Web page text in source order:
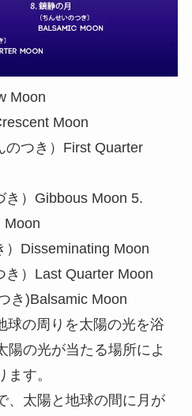
Moon
Moon
のつき）First Quarter
き）Gibbous Moon 5.
Moon
）Disseminating Moon
き）Last Quarter Moon
き)Balsamic Moon
球の周りを太陽の光を浴
陽の光が当たる場所によ
す。
、太陽と地球の間に月が